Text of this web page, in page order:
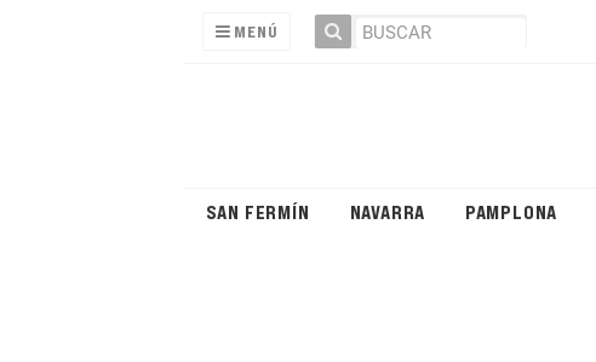
MENÚ
SAN FERMÍN NAVARRA PAMPLONA